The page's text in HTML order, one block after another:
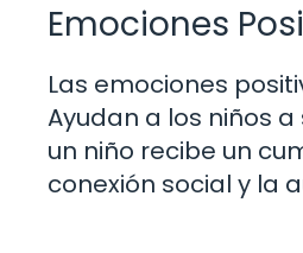
Emociones
Las emociones
Ayudan a los niños
un niño recibe un
conexión social y la